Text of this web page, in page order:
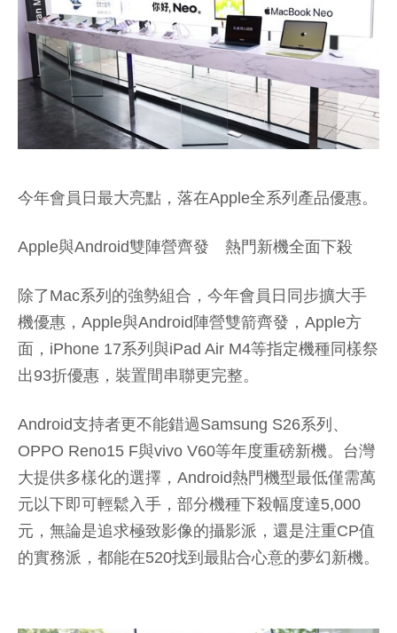
今年會員日最大亮點，落在Apple全系列產品優惠。
Apple與Android雙陣營齊發 熱門新機全面下殺
除了Mac系列的強勢組合，今年會員日同步擴大手
機優惠，Apple與Android陣營雙箭齊發，Apple方
面，iPhone 17系列與iPad Air M4等指定機種同樣祭
出93折優惠，裝置間串聯更完整。
Android支持者更不能錯過Samsung S26系列、
OPPO Reno15 F與vivo V60等年度重磅新機。台灣
大提供多樣化的選擇，Android熱門機型最低僅需萬
元以下即可輕鬆入手，部分機種下殺幅度達5,000
元，無論是追求極致影像的攝影派，還是注重CP值
的實務派，都能在520找到最貼合心意的夢幻新機。